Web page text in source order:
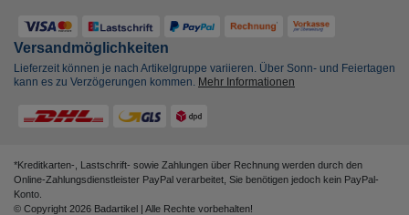
Versandmöglichkeiten
Lieferzeit können je nach Artikelgruppe variieren. Über Sonn- und Feiertagen
kann es zu Verzögerungen kommen. Mehr Informationen
*Kreditkarten-, Lastschrift- sowie Zahlungen über Rechnung werden durch den
Online-Zahlungsdienstleister PayPal verarbeitet, Sie benötigen jedoch kein PayPal-
Konto.
© Copyright 2026 Badartikel | Alle Rechte vorbehalten!